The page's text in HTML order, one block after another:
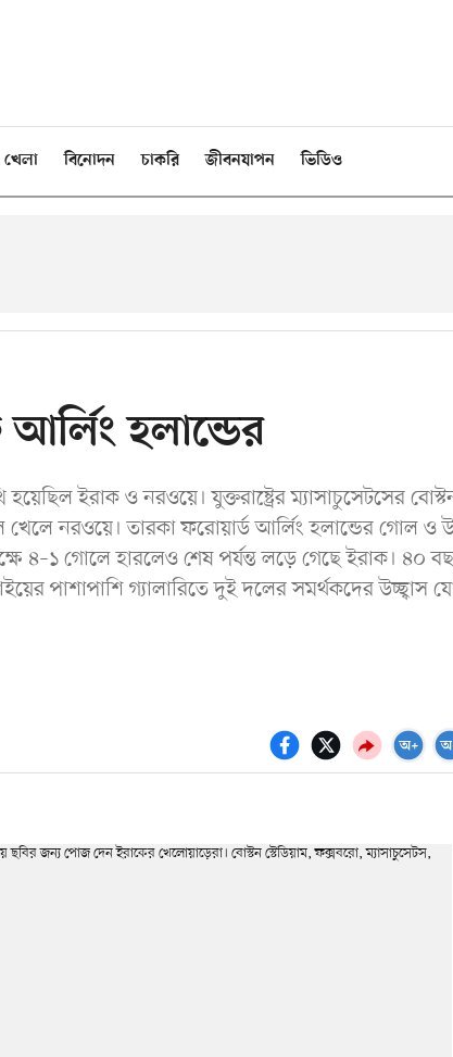
খেলা বিনোদন চাকরি জীবনযাপন ভিডিও
হলান্ডের
ইরাক ও নরওয়ে। যুক্তরাষ্ট্রের ম্যাসাচুসেটসের
খেলে নরওয়ে। তারকা ফরোয়ার্ড আর্লিং হলান্ডের গোল ও
৪–১ গোলে হারলেও শেষ পর্যন্ত লড়ে গেছে ইরাক। ৪০
পাশাপাশি গ্যালারিতে দুই দলের সমর্থকদের উচ্ছ্বাস